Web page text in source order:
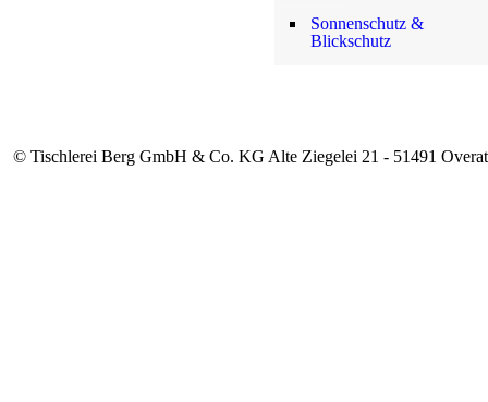
Sonnenschutz &
Blickschutz
© Tischlerei Berg GmbH & Co. KG Alte Ziegelei 21 - 51491